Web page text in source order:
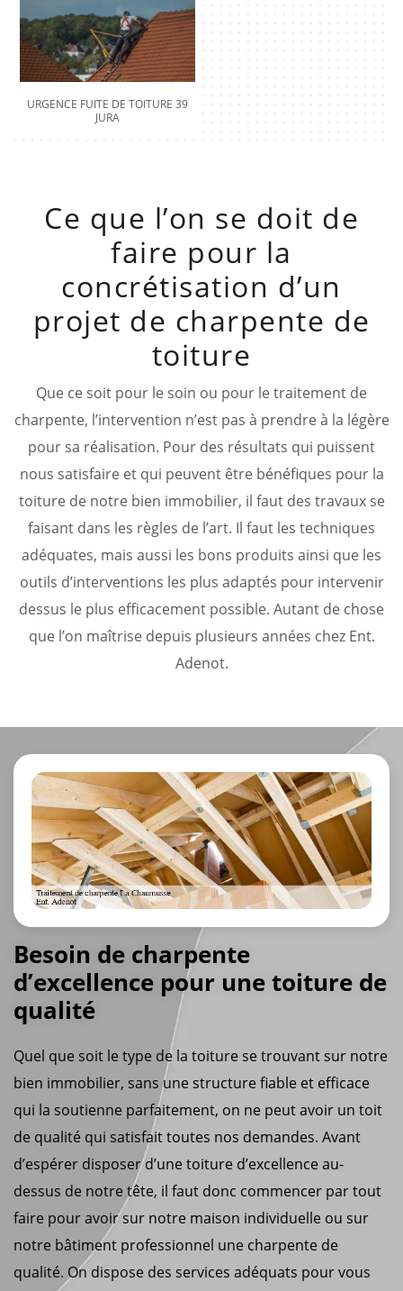
URGENCE FUITE DE TOITURE 39
JURA
Ce que l’on se doit de
faire pour la
concrétisation d’un
projet de charpente de
toiture
Que ce soit pour le soin ou pour le traitement de
charpente, l’intervention n’est pas à prendre à la légère
pour sa réalisation. Pour des résultats qui puissent
nous satisfaire et qui peuvent être bénéfiques pour la
toiture de notre bien immobilier, il faut des travaux se
faisant dans les règles de l’art. Il faut les techniques
adéquates, mais aussi les bons produits ainsi que les
outils d’interventions les plus adaptés pour intervenir
dessus le plus efficacement possible. Autant de chose
que l’on maîtrise depuis plusieurs années chez Ent.
Adenot.
Besoin de charpente
d’excellence pour une toiture de
qualité
Quel que soit le type de la toiture se trouvant sur notre
bien immobilier, sans une structure fiable et efficace
qui la soutienne parfaitement, on ne peut avoir un toit
de qualité qui satisfait toutes nos demandes. Avant
d’espérer disposer d’une toiture d’excellence au-
dessus de notre tête, il faut donc commencer par tout
faire pour avoir sur notre maison individuelle ou sur
notre bâtiment professionnel une charpente de
qualité. On dispose des services adéquats pour vous